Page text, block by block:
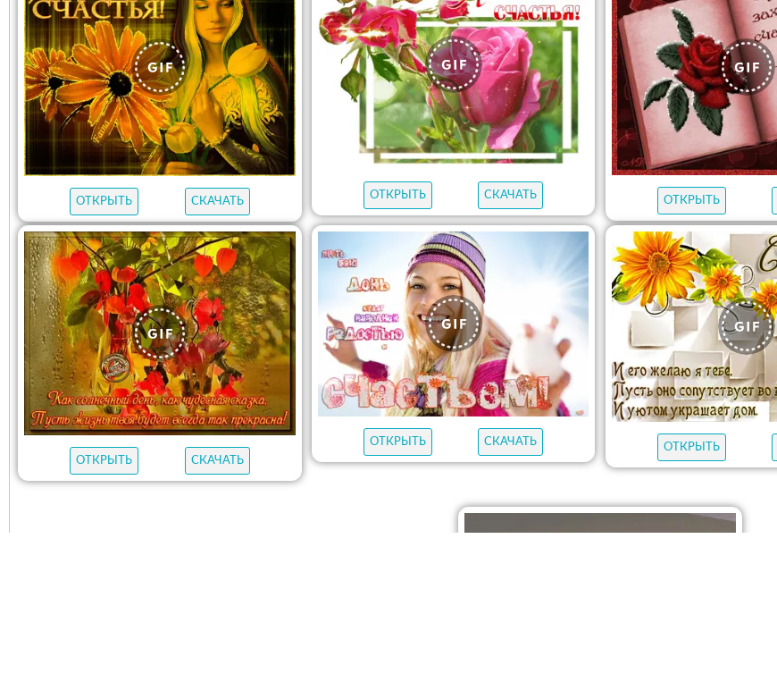
ОТКРЫТЬ СКАЧАТЬ
ОТКРЫТЬ СКАЧАТЬ
ОТКРЫТЬ
ОТКРЫТЬ СКАЧАТЬ
ОТКРЫТЬ СКАЧАТЬ ОТКРЫТЬ